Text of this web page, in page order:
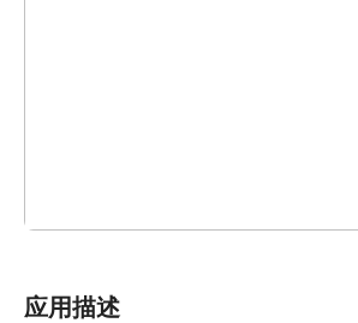
应用描述